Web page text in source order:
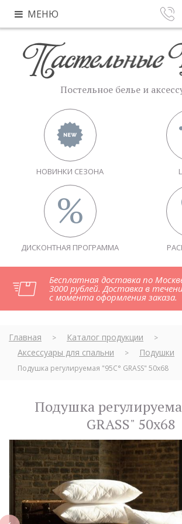
МЕНЮ Вход
Постельное белье и
НОВИНКИ СЕЗОНА
ДИСКОНТНАЯ ПРОГРАММА
Бесплатная доставка по
3000 рублей. Доставка в
с момента оформления заказа.
Главная > Каталог продукции >
Аксессуары для спальни > Подушки
Подушка регулируемая "95C° GRASS" 50x68
Подушка регулируемая "95C°
GRASS" 50x68
next